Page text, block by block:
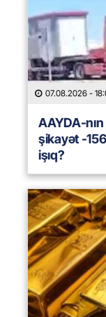
07.08.2026 -
AAYDA-
şikayət -156
işıq?